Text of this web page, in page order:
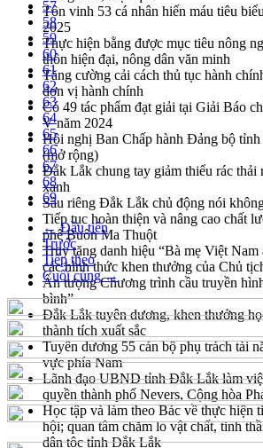
Tôn vinh 53 cá nhân hiến máu tiêu
2025
Thực hiện bằng được mục tiêu nông
thôn hiện đại, nông dân văn minh
Tăng cường cải cách thủ tục hành
đơn vị hành chính
Có 49 tác phẩm đạt giải tại Giải Báo
V năm 2024
Hội nghị Ban Chấp hành Đảng bộ
(mở rộng)
Đắk Lắk chung tay giảm thiểu rác thải
xanh
Sầu riêng Đắk Lắk chủ động nói
Tiếp tục hoàn thiện và nâng cao chất
phê Buôn Ma Thuột
Truy tặng danh hiệu “Bà mẹ Việt Nam
các hình thức khen thưởng của Chủ
Ấn tượng Chương trình cầu truyền
bình”
Đắk Lắk tuyên dương, khen thưởng
thành tích xuất sắc
Tuyên dương 55 cán bộ phụ trách tài
vực phía Nam
Lãnh đạo UBND tỉnh Đắk Lắk làm
quyền thành phố Nevers, Cộng hòa
Học tập và làm theo Bác về thực hiện
hội; quan tâm chăm lo vật chất, tinh
dân tộc tỉnh Đắk Lắk
57
58
59
60
61
62
63
64
65
66
67
68
69
← Đầu tiên
Trước
Tiếp theo
Cuối cùng →